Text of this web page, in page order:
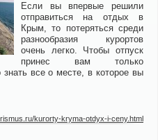
Если вы впервые решили
отправиться на отдых в
Крым, то потеряться среди
разнообразия курортов
очень легко. Чтобы отпуск
принес вам только
все о месте, в которое вы
kurorty-kryma-otdyx-i-ceny.html